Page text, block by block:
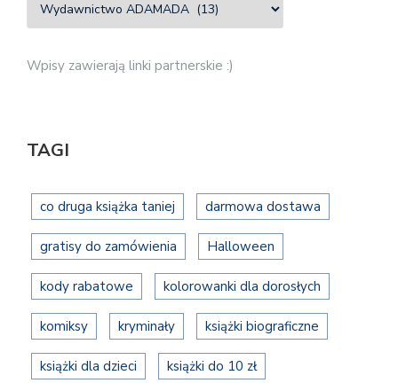
Wpisy zawierają linki partnerskie :)
TAGI
co druga książka taniej darmowa dostawa
gratisy do zamówienia Halloween
kody rabatowe kolorowanki dla dorosłych
komiksy kryminały książki biograficzne
książki dla dzieci książki do 10 zł